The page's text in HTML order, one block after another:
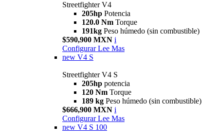
Streetfighter V4
205hp Potencia
120.0 Nm Torque
191kg Peso húmedo (sin combustible)
$590,900 MXN i
Configurar Lee Mas
new V4 S
Streetfighter V4 S
205hp potencia
120 Nm Torque
189 kg Peso húmedo (sin combustible)
$666,900 MXN i
Configurar Lee Mas
new V4 S 100